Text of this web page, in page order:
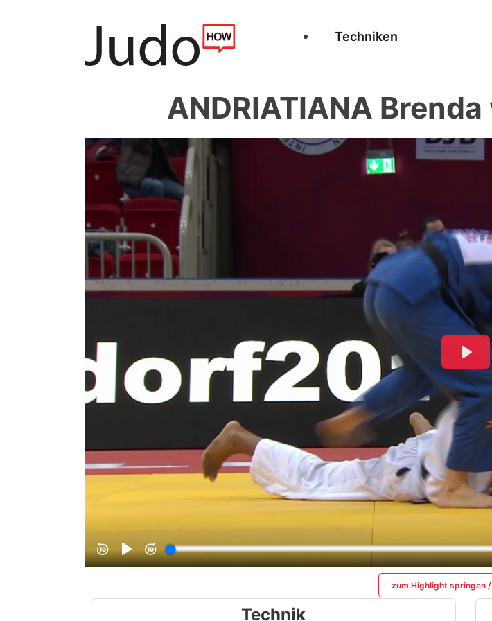
Techniken
ANDRIATIANA
zum Highlight springen
Technik